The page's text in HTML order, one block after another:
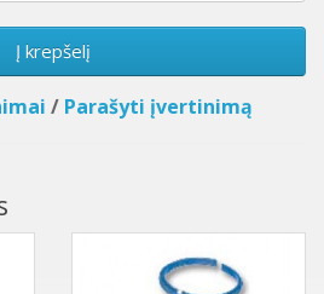
Į krepšelį
/ Parašyti įvertinimą